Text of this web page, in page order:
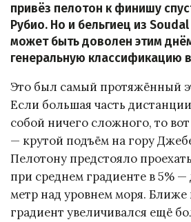
привёз пелотон к финишу
Рубио. Но и бельгиец из
может быть доволен этим
генеральную классификацию
Это был самый протяжённый
Если большая часть
собой ничего сложного, то
— крутой подъём на гору
Пелотону предстояло
при среднем градиенте в 5% —
метр над уровнем моря.
градиент увеличивался ещё